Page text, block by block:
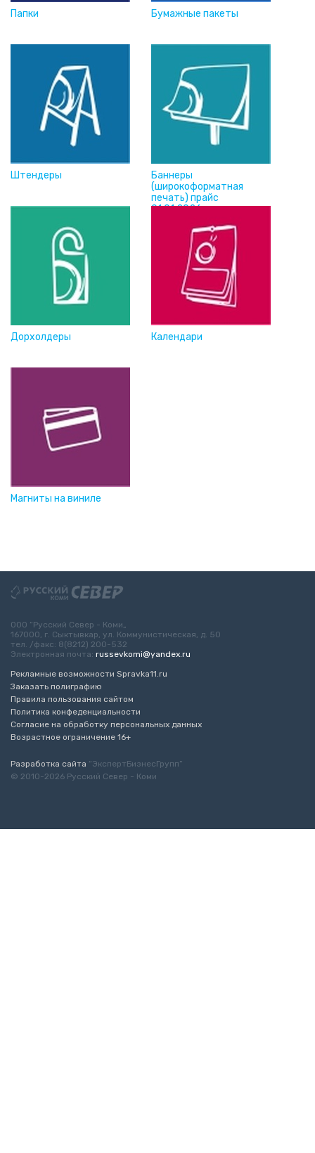
Папки Бумажные пакеты
Штендеры
Баннеры
(широкоформатная
печать) прайс
01.01.2026
Дорхолдеры Календари
Магниты на виниле
ООО “Русский Север - Коми„
167000, г. Сыктывкар, ул. Коммунистическая, д. 50
тел. /факс: 8(8212) 200-532
Электронная почта: russevkomi@yandex.ru
Рекламные возможности Spravka11.ru
Заказать полиграфию
Правила пользования сайтом
Политика конфеденциальности
Согласие на обработку персональных данных
Возрастное ограничение 16+
Разработка сайта “ЭкспертБизнесГрупп”
© 2010-2026 Русский Север - Коми